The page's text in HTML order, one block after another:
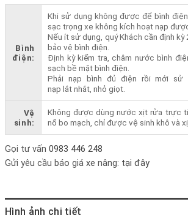
Bình
điện:
Khi sử dụng không được để bình
sạc trọng xe không kích hoạt nạp
Nếu ít sử dụng, quý Khách cần định kỳ
bảo vệ bình điện.
Định kỳ kiểm tra, châm nước bình
sạch bề mặt bình điện.
Phải nạp bình đủ điện rồi mới sử
nạp lắt nhắt, nhỏ giọt.
Vệ
sinh:
Không được dùng nước xịt rửa trực
nổ bo mạch, chỉ được vệ sinh khô và
Gọi tư vấn 0983 446 248
Gửi yêu cầu báo giá xe nâng: tại đây
Hình ảnh chi tiết